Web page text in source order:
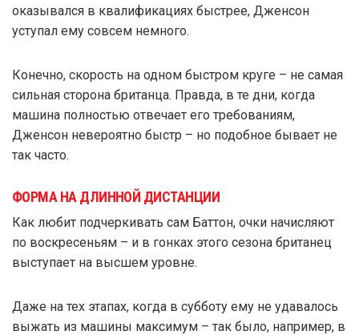
оказывался в квалификациях быстрее, Дженсон
уступал ему совсем немного.
Конечно, скорость на одном быстром круге – не самая
сильная сторона британца. Правда, в те дни, когда
машина полностью отвечает его требованиям,
Дженсон невероятно быстр – но подобное бывает не
так часто.
ФОРМА НА ДЛИННОЙ ДИСТАНЦИИ
Как любит подчеркивать сам Баттон, очки начисляют
по воскресеньям – и в гонках этого сезона британец
выступает на высшем уровне.
Даже на тех этапах, когда в субботу ему не удавалось
выжать из машины максимум – так было, например, в